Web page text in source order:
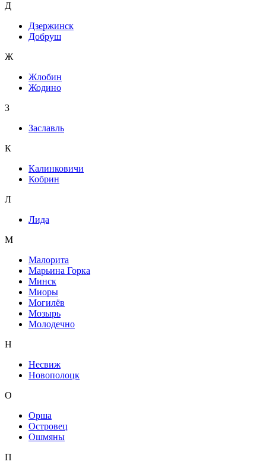
Д
Дзержинск
Добруш
Ж
Жлобин
Жодино
З
Заславль
К
Калинковичи
Кобрин
Л
Лида
М
Малорита
Марьина Горка
Минск
Миоры
Могилёв
Мозырь
Молодечно
Н
Несвиж
Новополоцк
О
Орша
Островец
Ошмяны
П